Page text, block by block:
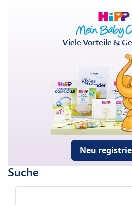
Viele Vorteile &
Neu
Suche